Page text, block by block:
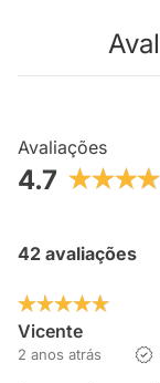
Avaliações
4.7
42 avaliações
Vicente
2 anos atrás